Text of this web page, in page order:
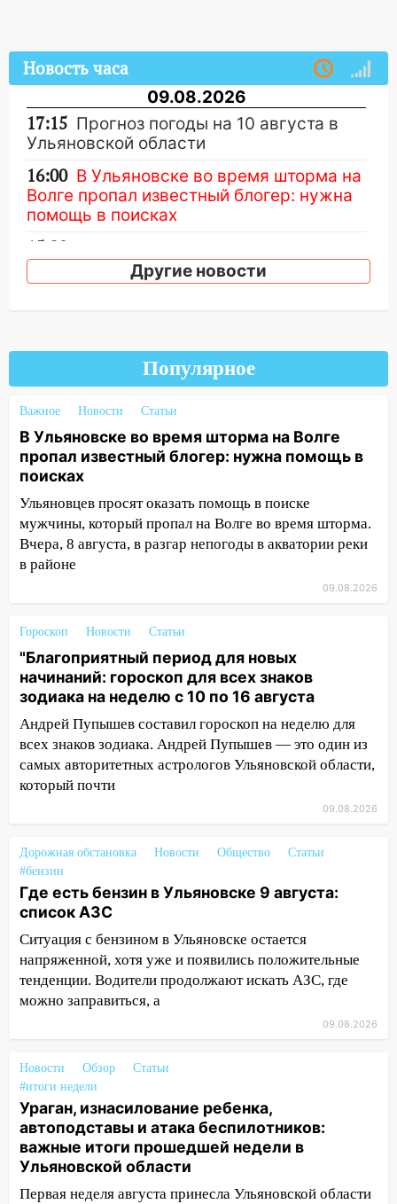
Новость часа
09.08.2026
17:15 Прогноз погоды на 10 августа в
Ульяновской области
16:00 В Ульяновске во время шторма на
Волге пропал известный блогер: нужна
помощь в поисках
15:28
в Новом городе
14:18 Гинеколог рассказала о том, с
какими сложностями сталкиваются
молодые мамы
Люксембург дерево упало на
автомобиль
13:00 «Благоприятный период для
новых начинаний: гороскоп для всех
знаков зодиака на неделю с 10 по 16
августа
12:57
В Ульяновской области ожидается
крупный град
12:11 Где есть бензин в Ульяновске 9
августа: список АЗС
11:55 Соцсети: светофор упал на
машину во время сильного ливня в
Ульяновске
В Ульяновской области люди в
10:13
недели в Ульяновской области
09:18
Из-за ливня заблокировано
движение трамваев в Ульяновске
09:15 Ураган, изнасилование ребенка,
автоподставы и атака беспилотников:
важные итоги прошедшей недели в
08:20
В Ульяновске восстановили
трамвайную и троллейбусную
инфраструктуру после шторма.
08:19 Внимание! В Цильнинском районе
пропал 67-летний мужчина
08:11 На Ульяновск снова надвигается
Другие новости
Популярное
Важное Новости Статьи
В Ульяновске во время шторма на Волге
пропал известный блогер: нужна помощь в
поисках
Ульяновцев просят оказать помощь в поиске
мужчины, который пропал на Волге во время шторма.
Вчера, 8 августа, в разгар непогоды в акватории реки
в районе
09.08.2026
Гороскоп Новости Статьи
"Благоприятный период для новых
начинаний: гороскоп для всех знаков
зодиака на неделю с 10 по 16 августа
Андрей Пупышев составил гороскоп на неделю для
всех знаков зодиака. Андрей Пупышев — это один из
самых авторитетных астрологов Ульяновской области,
который почти
09.08.2026
Дорожная обстановка Новости Общество
Статьи
#бензин
Где есть бензин в Ульяновске 9 августа:
список АЗС
Ситуация с бензином в Ульяновске остается
напряженной, хотя уже и появились положительные
тенденции. Водители продолжают искать АЗС, где
можно заправиться, а
09.08.2026
Новости Обзор
Статьи
#итоги недели
Ураган, изнасилование ребенка,
автоподставы и атака беспилотников:
важные итоги прошедшей недели в
Ульяновской области
Первая неделя августа принесла Ульяновской области